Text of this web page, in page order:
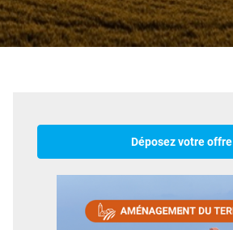
Déposez votre offre